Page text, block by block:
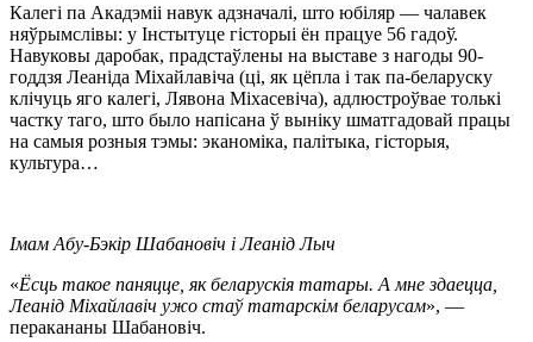
Калегі па Акадэміі навук адзначалі, што юбіляр — чалавек
няўрымслівы: у Інстытуце гісторыі ён працуе 56 гадоў.
Навуковы даробак, прадстаўлены на выставе з нагоды 90-
годдзя Леаніда Міхайлавіча (ці, як цёпла і так па-беларуску
клічуць яго калегі, Лявона Міхасевіча), адлюстроўвае толькі
частку таго, што было напісана ў выніку шматгадовай працы
на самыя розныя тэмы: эканоміка, палітыка, гісторыя,
культура…
Імам Абу-Бэкір Шабановіч і Леанід Лыч
«Ёсць такое паняцце, як беларускія татары. А мне здаецца,
Леанід Міхайлавіч ужо стаў татарскім беларусам», —
перакананы Шабановіч.